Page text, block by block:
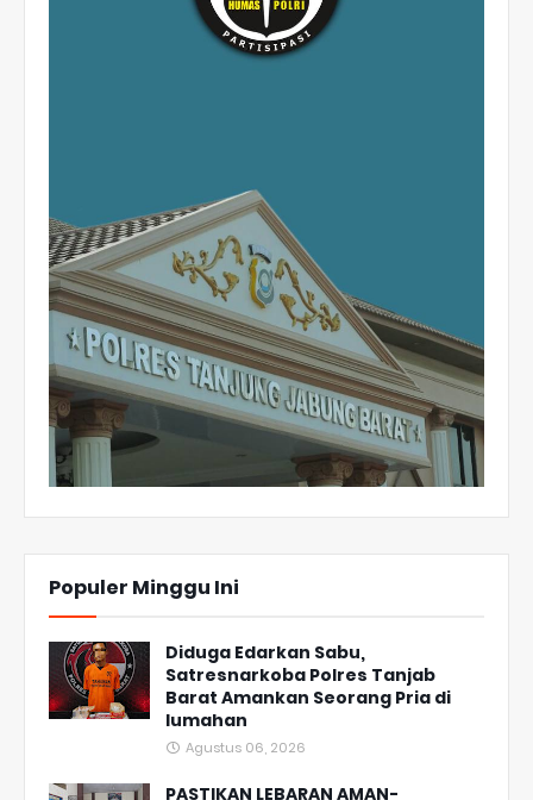
Populer Minggu Ini
Diduga Edarkan Sabu,
Satresnarkoba Polres Tanjab
Barat Amankan Seorang Pria di
lumahan
Agustus 06, 2026
PASTIKAN LEBARAN AMAN-